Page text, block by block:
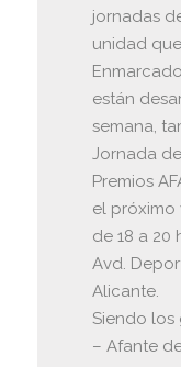
jornadas
unidad
están
semana,
Jornada
Premios
el próximo
de 18 a 20
Avd.
Alicante.
Siendo los
– Afante